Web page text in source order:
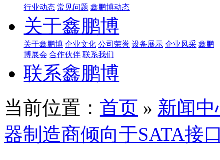
行业动态 常见问题 鑫鹏博动态
关于鑫鹏博
关于鑫鹏博 企业文化 公司荣誉 设备展示 企业风采 鑫鹏
博展会 合作伙伴 联系我们
联系鑫鹏博
当前位置： 首页 » 新闻中
器制造商倾向于SATA接